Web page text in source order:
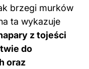
brzegi murków
ta wykazuje
z tojeści
do
oraz